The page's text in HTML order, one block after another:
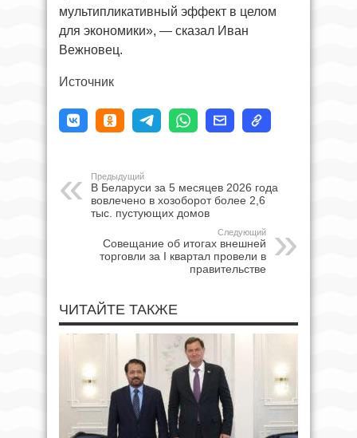
мультипликативный эффект в целом
для экономики», — сказал Иван
Вежновец.
Источник
Предыдущий
В Беларуси за 5 месяцев 2026 года
вовлечено в хозоборот более 2,6
тыс. пустующих домов
Следующий
Совещание об итогах внешней
торговли за I квартал провели в
правительстве
ЧИТАЙТЕ ТАКЖЕ